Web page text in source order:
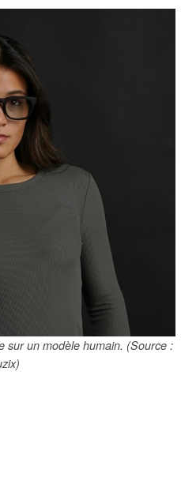
sur un modèle humain. (Source :